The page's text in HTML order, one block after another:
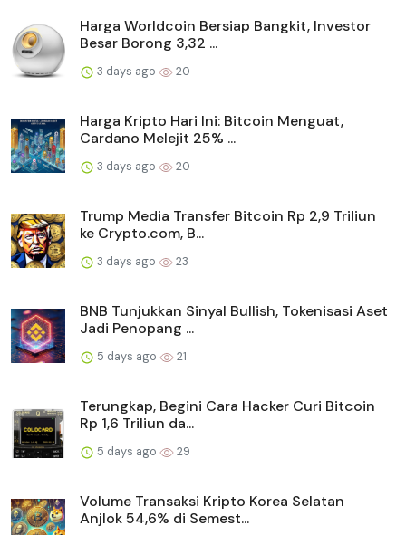
Harga Worldcoin Bersiap Bangkit, Investor
Besar Borong 3,32 ...
3 days ago 20
Harga Kripto Hari Ini: Bitcoin Menguat,
Cardano Melejit 25% ...
3 days ago 20
Trump Media Transfer Bitcoin Rp 2,9 Triliun
ke Crypto.com, B...
3 days ago 23
BNB Tunjukkan Sinyal Bullish, Tokenisasi Aset
Jadi Penopang ...
5 days ago 21
Terungkap, Begini Cara Hacker Curi Bitcoin
Rp 1,6 Triliun da...
5 days ago 29
Volume Transaksi Kripto Korea Selatan
Anjlok 54,6% di Semest...